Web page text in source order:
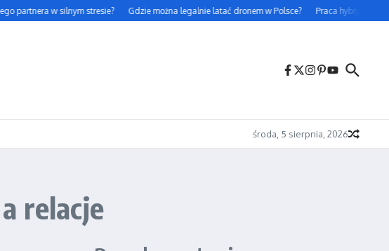
partnera w silnym stresie? Gdzie można legalnie latać dronem w Polsce? Praca hybrydowa
środa, 5 sierpnia, 2026
relacje